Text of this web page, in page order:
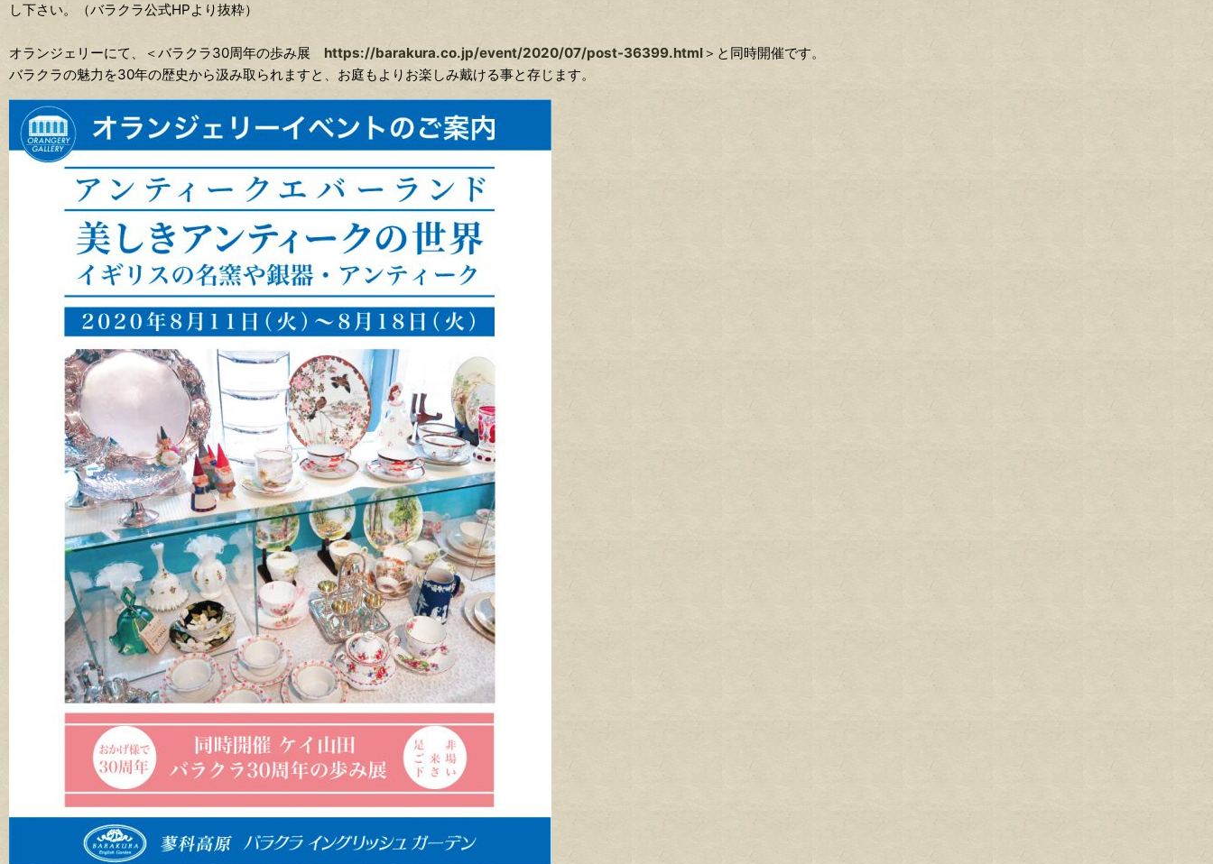
し下さい。（バラクラ公式HPより抜粋）
オランジェリーにて、＜バラクラ30周年の歩み展 https://barakura.co.jp/event/2020/07/post-36399.html＞と同時開催です。
バラクラの魅力を30年の歴史から汲み取られますと、お庭もよりお楽しみ戴ける事と存じます。